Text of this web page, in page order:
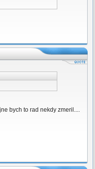
bych to rad nekdy zmeril....